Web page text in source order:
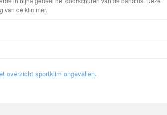
van de klimmer.
overzicht sportklim ongevallen.